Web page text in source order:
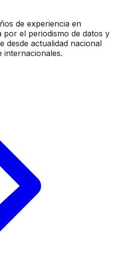
de experiencia en
por el periodismo de datos y
desde actualidad nacional
internacionales.